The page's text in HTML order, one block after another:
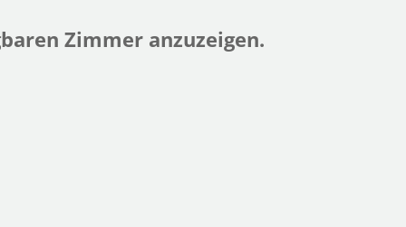
Zimmer anzuzeigen.